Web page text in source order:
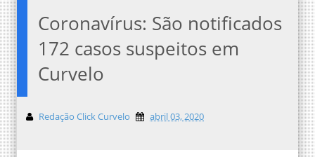
Coronavírus: São notificados
172 casos suspeitos em
Curvelo
Redação Click Curvelo abril 03, 2020